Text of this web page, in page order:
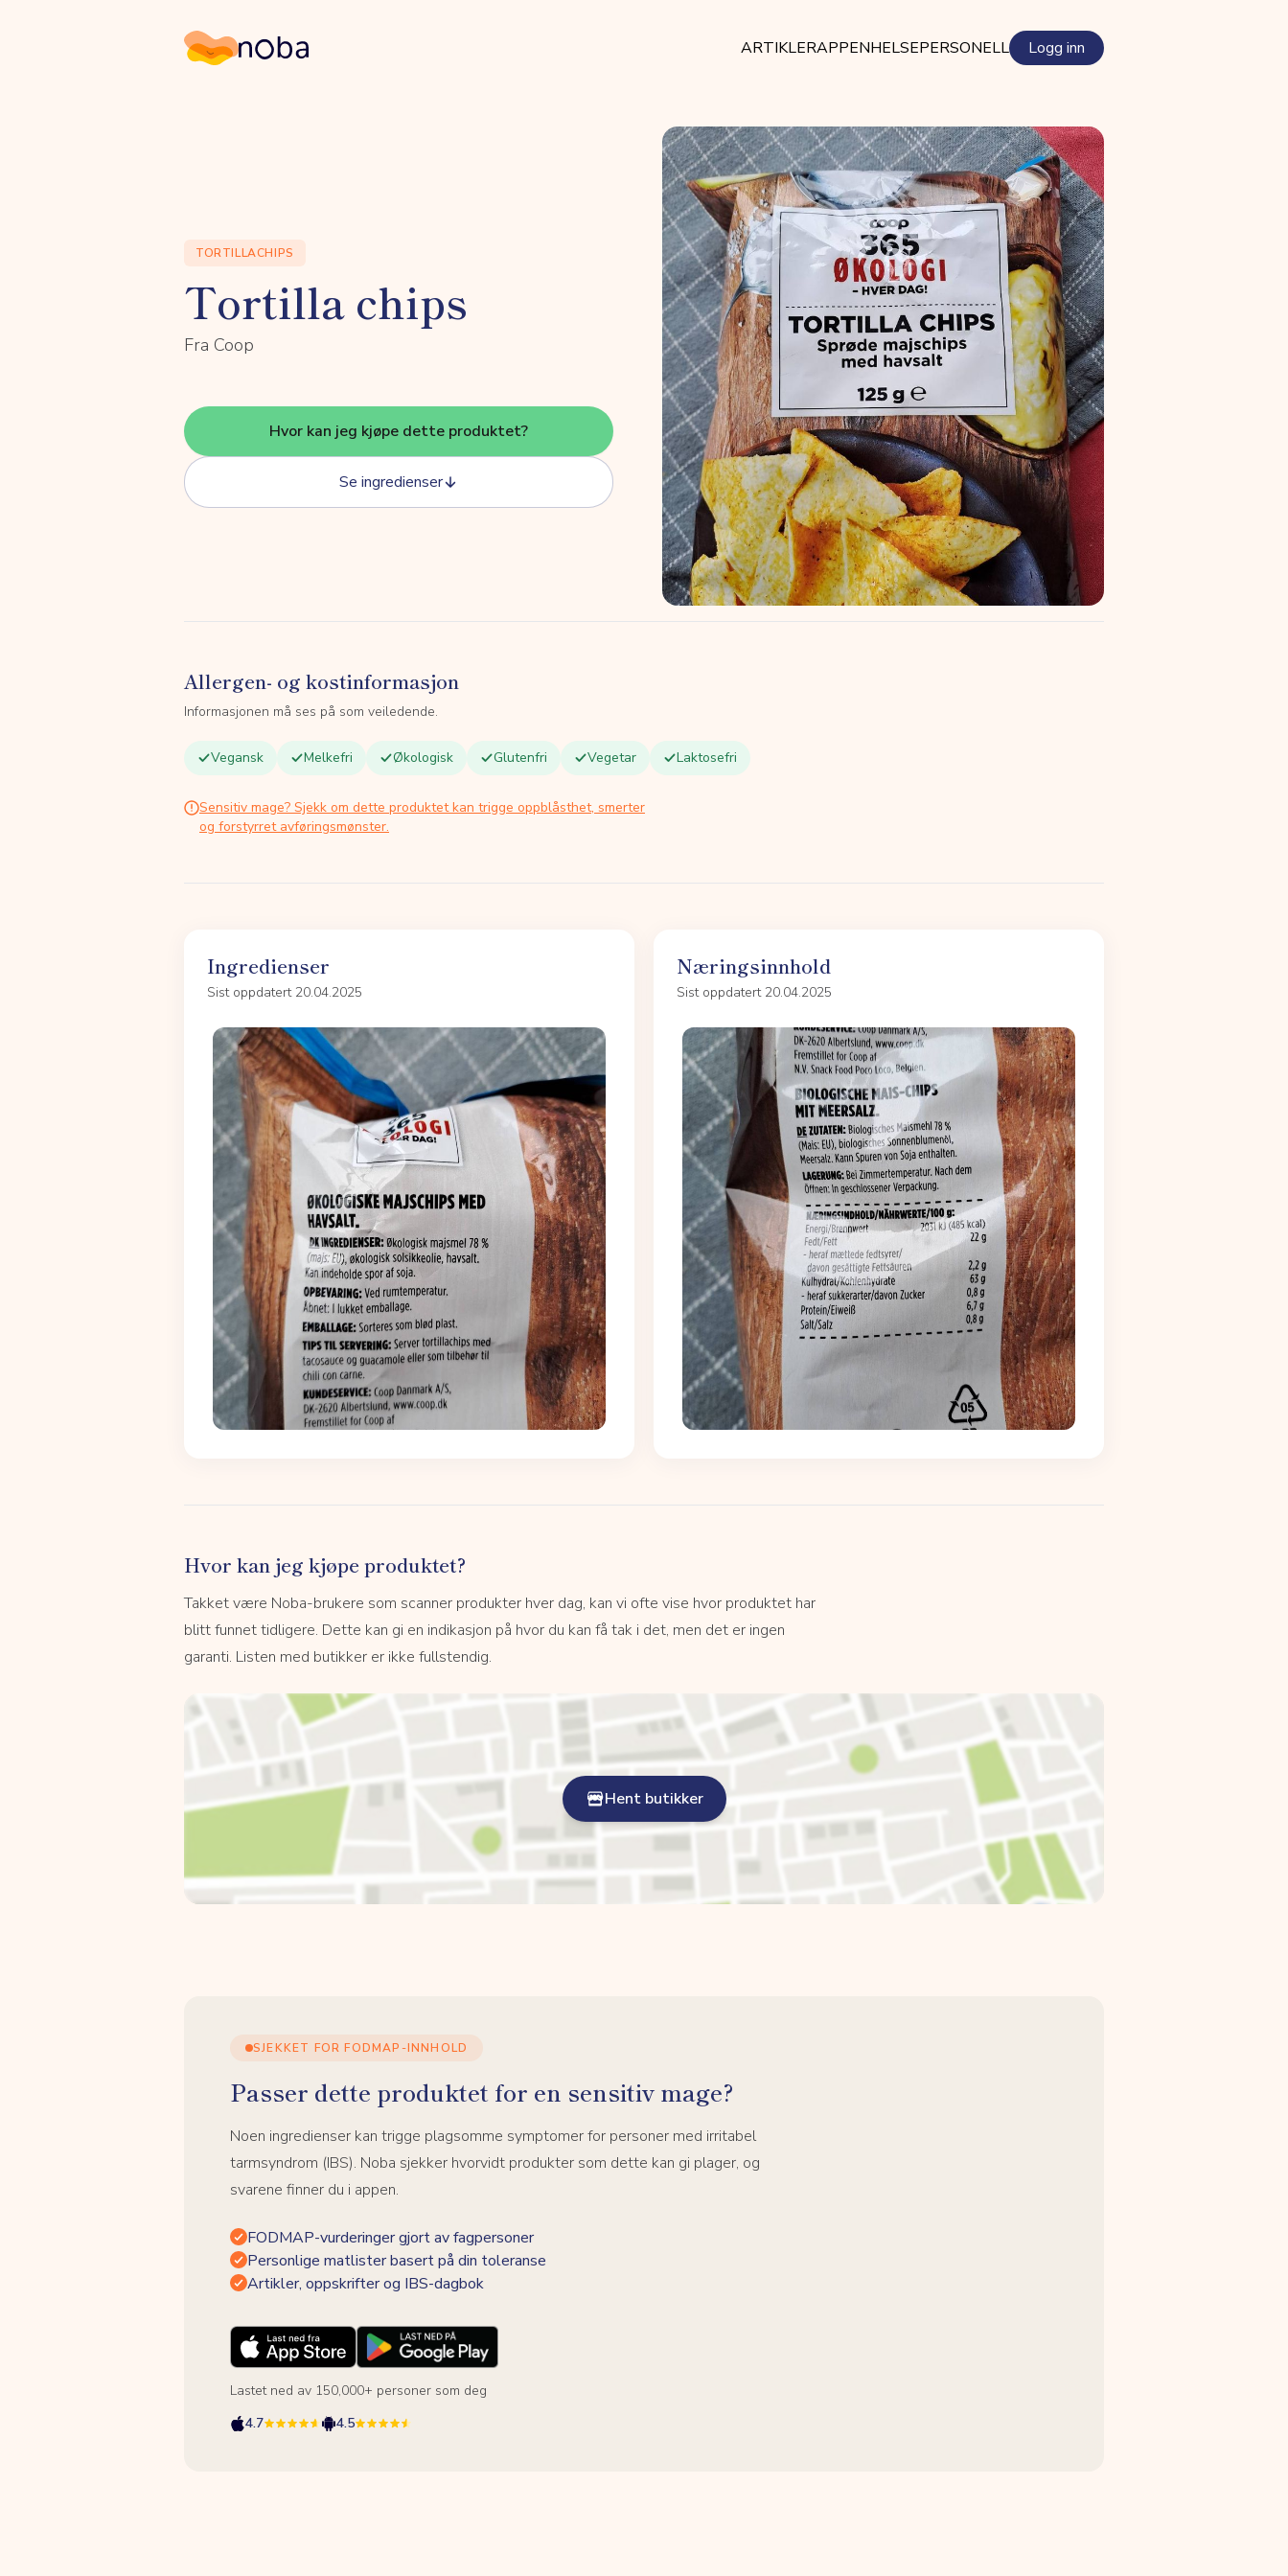
Noba ARTIKLERAPPENHELSEPERSONELL Logg inn
TORTILLACHIPS
Tortilla chips
Fra Coop
Hvor kan jeg kjøpe dette produktet?
Se ingredienser
Allergen- og kostinformasjon
Informasjonen må ses på som veiledende.
Vegansk Melkefri Økologisk Glutenfri Vegetar Laktosefri
Sensitiv mage? Sjekk om dette produktet kan trigge oppblåsthet, smerter
og forstyrret avføringsmønster.
Ingredienser
Sist oppdatert 20.04.2025
Næringsinnhold
Sist oppdatert 20.04.2025
Hvor kan jeg kjøpe produktet?
Takket være Noba-brukere som scanner produkter hver dag, kan vi ofte vise hvor produktet har
blitt funnet tidligere. Dette kan gi en indikasjon på hvor du kan få tak i det, men det er ingen
garanti. Listen med butikker er ikke fullstendig.
Hent butikker
SJEKKET FOR FODMAP-INNHOLD
Passer dette produktet for en sensitiv mage?
Noen ingredienser kan trigge plagsomme symptomer for personer med irritabel
tarmsyndrom (IBS). Noba sjekker hvorvidt produkter som dette kan gi plager, og
svarene finner du i appen.
FODMAP-vurderinger gjort av fagpersoner
Personlige matlister basert på din toleranse
Artikler, oppskrifter og IBS-dagbok
Lastet ned av 150,000+ personer som deg
4.7
4.5